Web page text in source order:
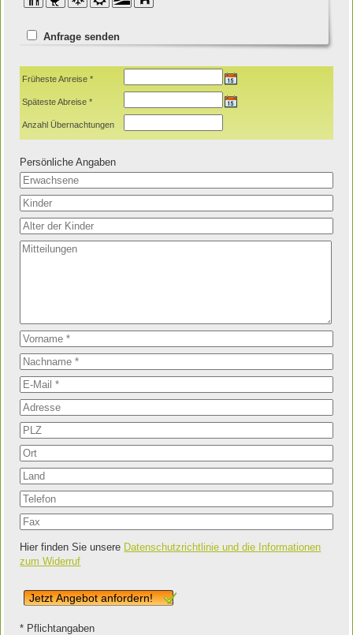
Anfrage senden
Früheste Anreise *
Späteste Abreise *
Anzahl Übernachtungen
Persönliche Angaben
Hier finden Sie unsere Datenschutzrichtlinie und die Informationen
zum Widerruf
Jetzt Angebot anfordern!
* Pflichtangaben